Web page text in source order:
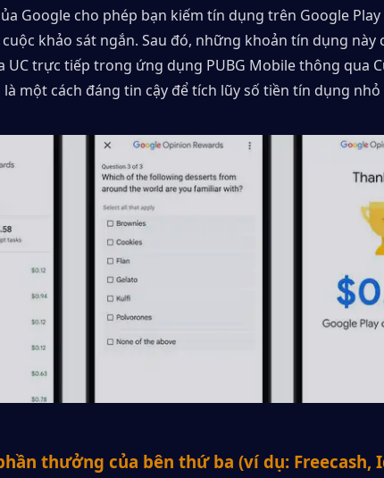
Google cho phép bạn kiếm tín dụng trên Google
khảo sát ngắn. Sau đó, những khoản tín dụng này
UC trực tiếp trong ứng dụng PUBG Mobile thông qua
là một cách đáng tin cậy để tích lũy số tiền tín dụng
thưởng của bên thứ ba (ví dụ: Freecash,